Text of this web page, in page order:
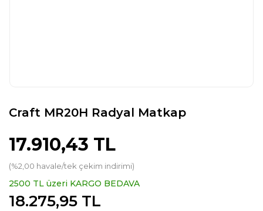
Craft MR20H Radyal Matkap
17.910,43 TL
(%2,00 havale/tek çekim indirimi)
2500 TL üzeri KARGO BEDAVA
18.275,95 TL